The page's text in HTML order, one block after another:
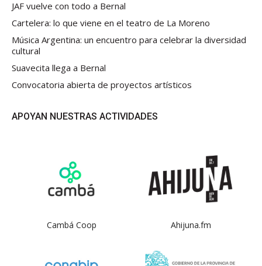
JAF vuelve con todo a Bernal
Cartelera: lo que viene en el teatro de La Moreno
Música Argentina: un encuentro para celebrar la diversidad
cultural
Suavecita llega a Bernal
Convocatoria abierta de proyectos artísticos
APOYAN NUESTRAS ACTIVIDADES
Cambá Coop Ahijuna.fm